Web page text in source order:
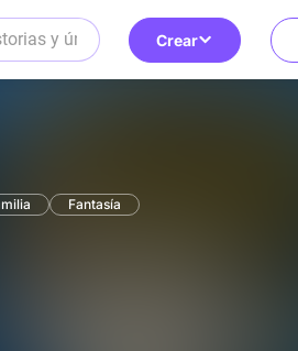
Crear
Fantasía